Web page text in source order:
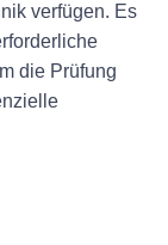
verfügen. Es
die Prüfung